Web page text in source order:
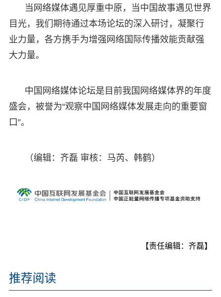
当网络媒体遇见厚重中原，当中国故事遇见世界
目光，我们期待通过本场论坛的深入研讨，凝聚行
业力量，各方携手为增强网络国际传播效能贡献强
大力量。
中国网络媒体论坛是目前我国网络媒体界的年度
盛会，被誉为“观察中国网络媒体发展走向的重要窗
口”。
（编辑：齐磊 审核：马芮、韩鹤）
【责任编辑：齐磊】
推荐阅读